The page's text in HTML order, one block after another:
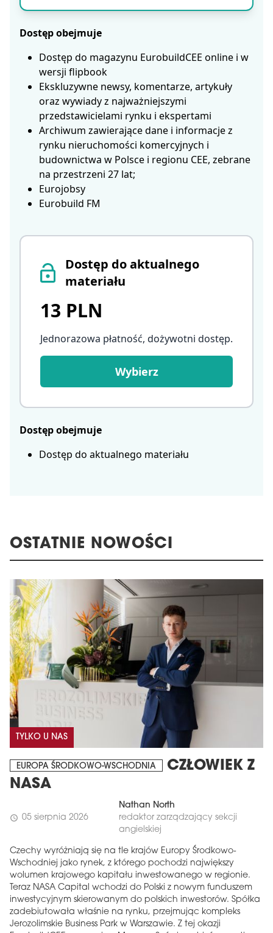
Dostęp do aktualnego
materiału
13 PLN
Jednorazowa płatność, dożywotni dostęp.
Wybierz
Dostęp obejmuje
Dostęp do aktualnego materiału
Dostęp obejmuje
Dostęp do magazynu EurobuildCEE online i w
wersji flipbook
Ekskluzywne newsy, komentarze, artykuły
oraz wywiady z najważniejszymi
przedstawicielami rynku i ekspertami
Archiwum zawierające dane i informacje z
rynku nieruchomości komercyjnych i
budownictwa w Polsce i regionu CEE, zebrane
na przestrzeni 27 lat;
Eurojobsy
Eurobuild FM
OSTATNIE NOWOŚCI
TYLKO U NAS
EUROPA ŚRODKOWO-WSCHODNIA
CZŁOWIEK Z
NASA
schedule 05 sierpnia 2026
Nathan North
redaktor zarządzający sekcji
angielskiej
Czechy wyróżniają się na tle krajów Europy Środkowo-
Wschodniej jako rynek, z którego pochodzi największy
wolumen krajowego kapitału inwestowanego w regionie.
Teraz NASA Capital wchodzi do Polski z nowym funduszem
inwestycyjnym skierowanym do polskich inwestorów. Spółka
zadebiutowała właśnie na rynku, przejmując kompleks
Jerozolimskie Business Park w Warszawie. Z tej okazji